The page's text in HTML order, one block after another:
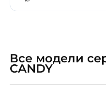
Все модели
CANDY